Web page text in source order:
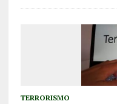
TERRORISMO